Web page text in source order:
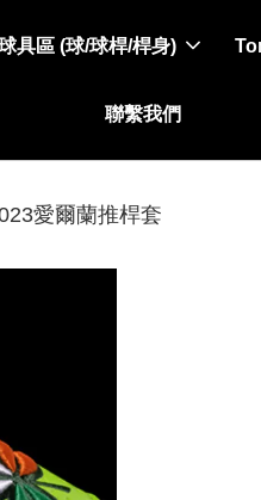
具區 (球/球桿/桿身)
聯繫我們
愛爾蘭推桿套